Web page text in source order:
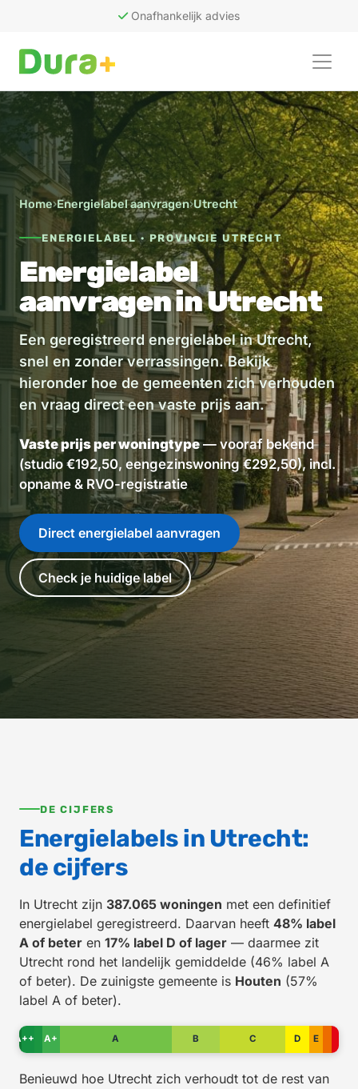
Onafhankelijk advies50
Home›Energielabel aanvragen›Utrecht
ENERGIELABEL · PROVINCIE UTRECHT
Energielabel
aanvragen in Utrecht
Een geregistreerd energielabel in Utrecht,
snel en zonder verrassingen. Bekijk
hieronder hoe de gemeenten zich verhouden
en vraag direct een vaste prijs aan.
Vaste prijs per woningtype— vooraf bekend
(studio €192,50, eengezinswoning €292,50), incl.
opname & RVO-registratie
Direct energielabel aanvragen
Check je huidige label
DE CIJFERS
Energielabels in Utrecht:
de cijfers
In Utrecht zijn 387.065 woningen met een definitief
energielabel geregistreerd. Daarvan heeft 48% label
A of beter en 17% label D of lager — daarmee zit
Utrecht rond het landelijk gemiddelde (46% label A
of beter). De zuinigste gemeente is Houten (57%
label A of beter).
A+++ A+ A B C D E
Benieuwd hoe Utrecht zich verhoudt tot de rest van